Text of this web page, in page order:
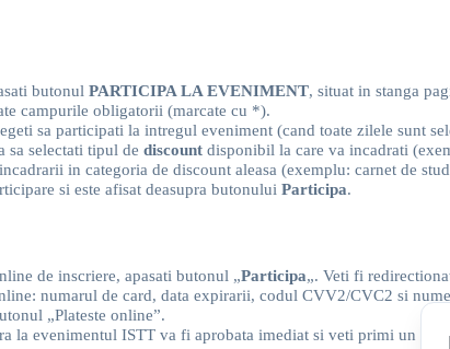
butonul PARTICIPA LA EVENIMENT, situat in stanga
campurile obligatorii (marcate cu *).
sa participati la intregul eveniment (cand toate zilele sunt
sa selectati tipul de discount disponibil la care va incadrati
in categoria de discount aleasa (exemplu: carnet de
si este afisat deasupra butonului Participa.
de inscriere, apasati butonul „Participa„. Veti fi
numarul de card, data expirarii, codul CVV2/CVC2 si
„Plateste online”.
la evenimentul ISTT va fi aprobata imediat si veti primi un e-